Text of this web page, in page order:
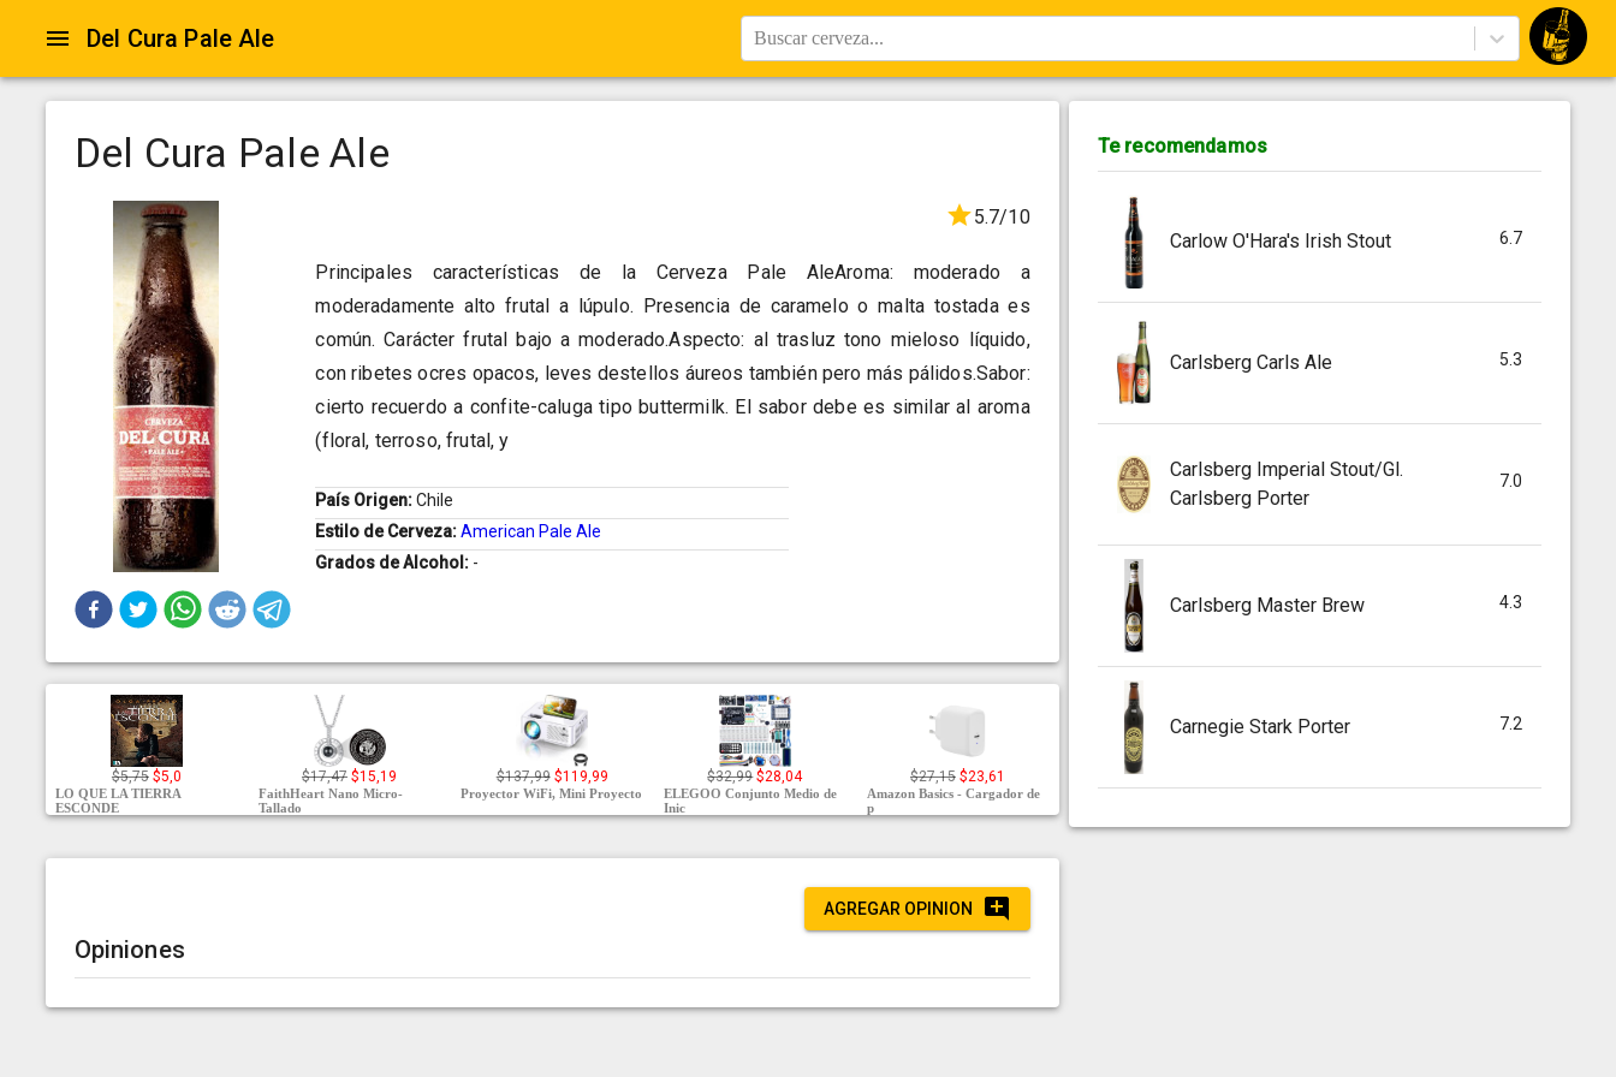
Del Cura Pale Ale Buscar cerveza...
Del Cura Pale Ale
5.7/10
Principales características de la Cerveza Pale AleAroma: moderado a
moderadamente alto frutal a lúpulo. Presencia de caramelo o malta tostada es
común. Carácter frutal bajo a moderado.Aspecto: al trasluz tono mieloso líquido,
con ribetes ocres opacos, leves destellos áureos también pero más pálidos.Sabor:
cierto recuerdo a confite-caluga tipo buttermilk. El sabor debe es similar al aroma
(floral, terroso, frutal, y
País Origen:Chile
Estilo de Cerveza:American Pale Ale
Grados de Alcohol: -
$5,75 $5,0
LO QUE LA TIERRA
ESCONDE
$17,47 $15,19
FaithHeart Nano Micro-
Tallado
$137,99 $119,99
Proyector WiFi, Mini Proyecto
$32,99 $28,04
ELEGOO Conjunto Medio de
Inic
$27,15 $23,61
Amazon Basics - Cargador de
p
AGREGAR OPINION
Opiniones
Te recomendamos
Carlow O'Hara's Irish Stout 6.7
Carlsberg Carls Ale 5.3
Carlsberg Imperial Stout/Gl.
Carlsberg Porter
7.0
Carlsberg Master Brew 4.3
Carnegie Stark Porter 7.2